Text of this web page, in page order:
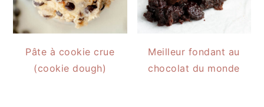
Pâte à cookie crue
(cookie dough)
Meilleur fondant au
chocolat du monde